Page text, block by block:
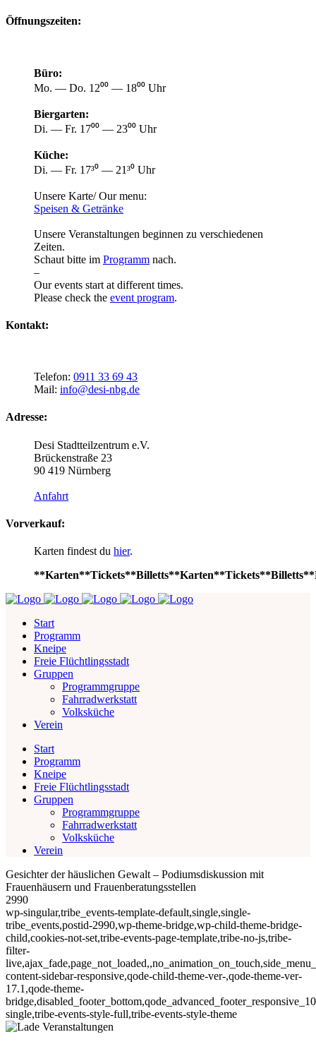
Öffnungszeiten:
Büro:
Mo. — Do. 12⁰⁰ — 18⁰⁰ Uhr
Biergarten:
Di. — Fr. 17⁰⁰ — 23⁰⁰ Uhr
Küche:
Di. — Fr. 17³⁰ — 21³⁰ Uhr
Unsere Karte/ Our menu:
Speisen & Getränke
Unsere Veranstaltungen beginnen zu verschiedenen
Zeiten.
Schaut bitte im Programm nach.
–
Our events start at different times.
Please check the event program.
Kontakt:
Telefon: 0911 33 69 43
Mail: info@desi-nbg.de
Adresse:
Desi Stadtteilzentrum e.V.
Brückenstraße 23
90 419 Nürnberg
Anfahrt
Vorverkauf:
Karten findest du hier.
Start
Programm
Kneipe
Freie Flüchtlingsstadt
Gruppen
Programmgruppe
Fahrradwerkstatt
Volksküche
Verein
Start
Programm
Kneipe
Freie Flüchtlingsstadt
Gruppen
Programmgruppe
Fahrradwerkstatt
Volksküche
Verein
Gesichter der häuslichen Gewalt – Podiumsdiskussion mit
Frauenhäusern und Frauenberatungsstellen
2990
wp-singular,tribe_events-template-default,single,single-
tribe_events,postid-2990,wp-theme-bridge,wp-child-theme-bridge-
child,cookies-not-set,tribe-events-page-template,tribe-no-js,tribe-
filter-
content-sidebar-responsive,qode-child-theme-ver-,qode-theme-ver-
17.1,qode-theme-
single,tribe-events-style-full,tribe-events-style-theme